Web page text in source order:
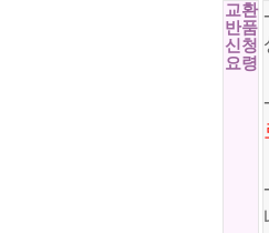
교환
반품
신청
요령
-